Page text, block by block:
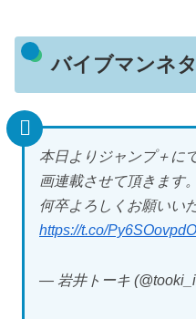
バイブマンネ
本日よりジャンプ＋に
画連載させて頂きます。
何卒よろしくお願いい
https://t.co/Py6SOovpdO
— 岩井トーキ